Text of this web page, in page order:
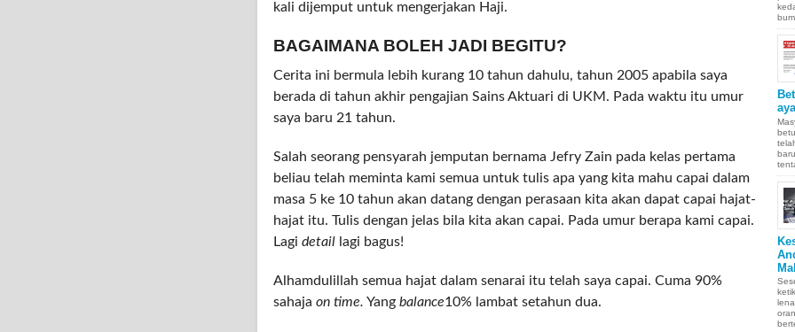
kali dijemput untuk mengerjakan Haji.
BAGAIMANA BOLEH JADI BEGITU?
Cerita ini bermula lebih kurang 10 tahun dahulu, tahun 2005 apabila saya
berada di tahun akhir pengajian Sains Aktuari di UKM. Pada waktu itu umur
saya baru 21 tahun.
Salah seorang pensyarah jemputan bernama Jefry Zain pada kelas pertama
beliau telah meminta kami semua untuk tulis apa yang kita mahu capai dalam
masa 5 ke 10 tahun akan datang dengan perasaan kita akan dapat capai hajat-
hajat itu. Tulis dengan jelas bila kita akan capai. Pada umur berapa kami capai.
Lagi detail lagi bagus!
Alhamdulillah semua hajat dalam senarai itu telah saya capai. Cuma 90%
sahaja on time. Yang balance10% lambat setahun dua.